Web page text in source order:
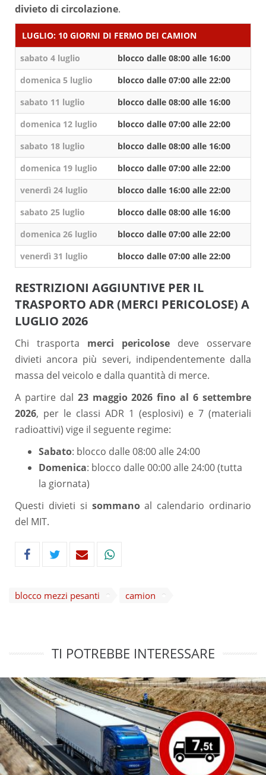
divieto di circolazione.
LUGLIO: 10 GIORNI DI FERMO DEI CAMION
sabato 4 luglio
blocco dalle 08:00 alle 16:00
domenica 5 luglio
blocco dalle 07:00 alle 22:00
sabato 11 luglio
blocco dalle 08:00 alle 16:00
domenica 12 luglio
blocco dalle 07:00 alle 22:00
sabato 18 luglio
blocco dalle 08:00 alle 16:00
domenica 19 luglio
blocco dalle 07:00 alle 22:00
venerdì 24 luglio
blocco dalle 16:00 alle 22:00
sabato 25 luglio
blocco dalle 08:00 alle 16:00
domenica 26 luglio
blocco dalle 07:00 alle 22:00
venerdì 31 luglio
blocco dalle 07:00 alle 22:00
RESTRIZIONI AGGIUNTIVE PER IL
TRASPORTO ADR (MERCI PERICOLOSE) A
LUGLIO 2026
Chi trasporta merci pericolose deve osservare
divieti ancora più severi, indipendentemente dalla
massa del veicolo e dalla quantità di merce.
A partire dal 23 maggio 2026 fino al 6 settembre
2026, per le classi ADR 1 (esplosivi) e 7 (materiali
radioattivi) vige il seguente regime:
Sabato: blocco dalle 08:00 alle 24:00
Domenica: blocco dalle 00:00 alle 24:00 (tutta
la giornata)
Questi divieti si sommanoal calendario ordinario
del MIT.
blocco mezzi pesanti camion
TI POTREBBE INTERESSARE